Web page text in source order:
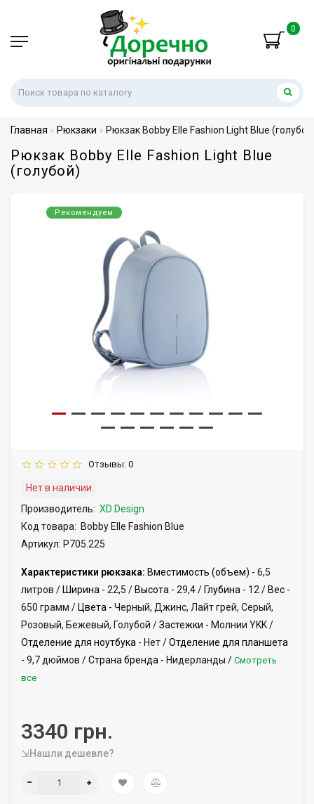
0
Главная Рюкзаки Рюкзак Bobby Elle Fashion Light Blue
Рюкзак Bobby Elle Fashion Light Blue
(голубой)
Рекомендуем
Отзывы: 0
Нет в наличии
Производитель: XD Design
Код товара: Bobby Elle Fashion Blue
Артикул: P705.225
Характеристики рюкзака: Вместимость (объем) - 6,5
литров / Ширина - 22,5 / Высота - 29,4 / Глубина - 12 / Вес -
650 грамм / Цвета - Черный, Джинс, Лайт грей, Серый,
Розовый, Бежевый, Голубой /Застежки - Молнии YKK /
Отделение для ноутбука - Нет /Отделение для планшета
- 9,7 дюймов /Страна бренда - Нидерланды / Смотреть
все
3340 грн.
⇲Нашли дешевле?